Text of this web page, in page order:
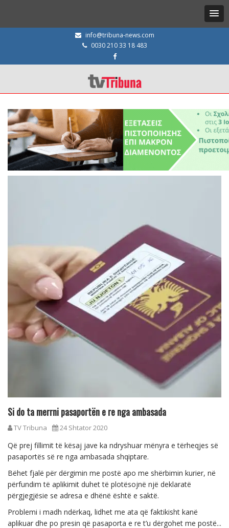
info@tribuna-news.com
0030 210 33 18 483
Si do ta merrni pasaportën e re nga ambasada
TV Tribuna 24 Shtator 2020
Që prej fillimit të kësaj jave ka ndryshuar mënyra e tërheqjes së
pasaportës së re nga ambasada shqiptare.
Bëhet fjalë për dërgimin me postë apo me shërbimin kurier, në
përfundim të aplikimit duhet të plotësojnë një deklaratë
përgjegjësie se adresa e dhënë është e saktë.
Problemi i madh ndërkaq, lidhet me ata që faktikisht kanë
aplikuar dhe po presin që pasaporta e re t’u dërgohet me postë...